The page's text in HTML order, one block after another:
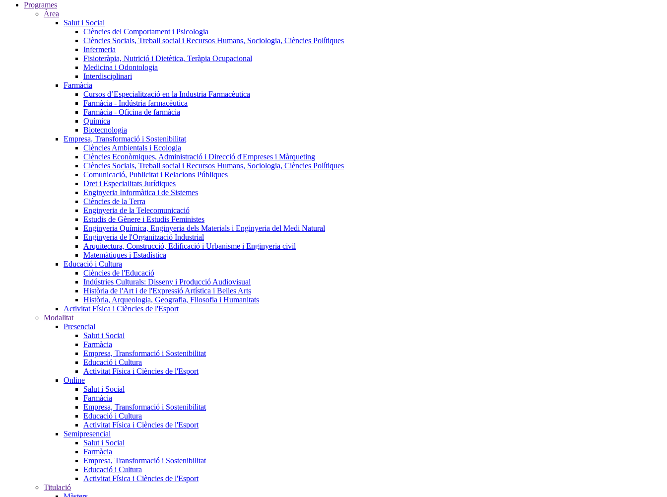
Programes
Àrea
Salut i Social
Ciències del Comportament i Psicologia
Ciències Socials, Treball social i Recursos Humans, Sociologia, Ciències Polítiques
Infermeria
Fisioteràpia, Nutrició i Dietètica, Teràpia Ocupacional
Medicina i Odontologia
Interdisciplinari
Farmàcia
Cursos d’Especialització en la Industria Farmacèutica
Farmàcia - Indústria farmacèutica
Farmàcia - Oficina de farmàcia
Química
Biotecnologia
Empresa, Transformació i Sostenibilitat
Ciències Ambientals i Ecologia
Ciències Econòmiques, Administració i Direcció d'Empreses i Màrqueting
Ciències Socials, Treball social i Recursos Humans, Sociologia, Ciències Polítiques
Comunicació, Publicitat i Relacions Públiques
Dret i Especialitats Jurídiques
Enginyeria Informàtica i de Sistemes
Ciències de la Terra
Enginyeria de la Telecomunicació
Estudis de Gènere i Estudis Feministes
Enginyeria Química, Enginyeria dels Materials i Enginyeria del Medi Natural
Enginyeria de l'Organització Industrial
Arquitectura, Construcció, Edificació i Urbanisme i Enginyeria civil
Matemàtiques i Estadística
Educació i Cultura
Ciències de l'Educació
Indústries Culturals: Disseny i Producció Audiovisual
Història de l'Art i de l'Expressió Artística i Belles Arts
Història, Arqueologia, Geografia, Filosofia i Humanitats
Activitat Física i Ciències de l'Esport
Modalitat
Presencial
Salut i Social
Farmàcia
Empresa, Transformació i Sostenibilitat
Educació i Cultura
Activitat Física i Ciències de l'Esport
Online
Salut i Social
Farmàcia
Empresa, Transformació i Sostenibilitat
Educació i Cultura
Activitat Física i Ciències de l'Esport
Semipresencial
Salut i Social
Farmàcia
Empresa, Transformació i Sostenibilitat
Educació i Cultura
Activitat Física i Ciències de l'Esport
Titulació